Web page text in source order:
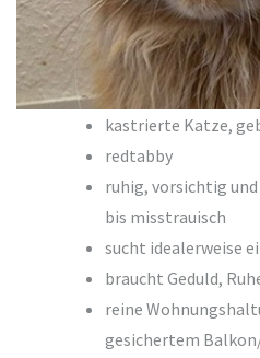
kastrierte Katze,
redtabby
ruhig, vorsichtig
bis misstrauisch
sucht idealerweise
braucht Geduld,
reine
gesichertem